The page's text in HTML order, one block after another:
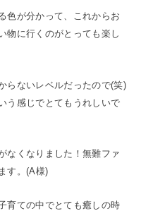
色が分かって、これからお
物に行くのがとっても楽し
らないレベルだったので(笑)
う感じでとてもうれしいで
なくなりました！無難ファ
す。(A様)
育ての中でとても癒しの時